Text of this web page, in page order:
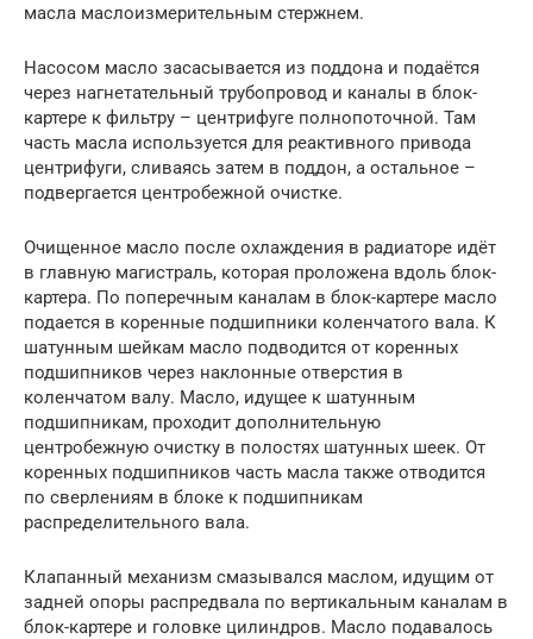
масла маслоизмерительным стержнем.
Насосом масло засасывается из поддона и подаётся
через нагнетательный трубопровод и каналы в блок-
картере к фильтру – центрифуге полнопоточной. Там
часть масла используется для реактивного привода
центрифуги, сливаясь затем в поддон, а остальное –
подвергается центробежной очистке.
Очищенное масло после охлаждения в радиаторе идёт
в главную магистраль, которая проложена вдоль блок-
картера. По поперечным каналам в блок-картере масло
подается в коренные подшипники коленчатого вала. К
шатунным шейкам масло подводится от коренных
подшипников через наклонные отверстия в
коленчатом валу. Масло, идущее к шатунным
подшипникам, проходит дополнительную
центробежную очистку в полостях шатунных шеек. От
коренных подшипников часть масла также отводится
по сверлениям в блоке к подшипникам
распределительного вала.
Клапанный механизм смазывался маслом, идущим от
задней опоры распредвала по вертикальным каналам в
блок-картере и головке цилиндров. Масло подавалось